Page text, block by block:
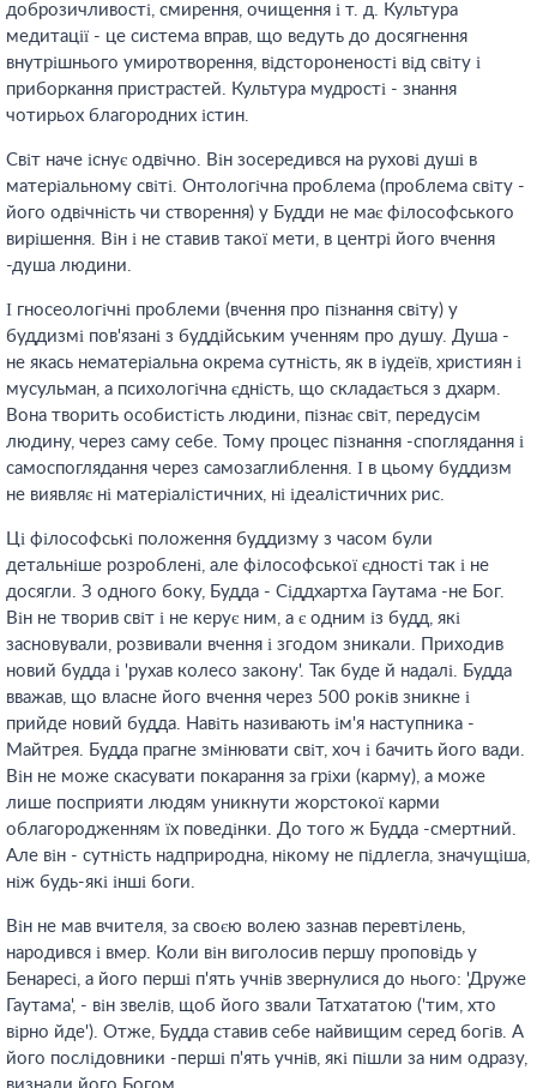
доброзичливості, смирення, очищення і т. д. Культура
медитації - це система вправ, що ведуть до досягнення
внутрішнього умиротворення, відстороненості від світу і
приборкання пристрастей. Культура мудрості - знання
чотирьох благородних істин.
Світ наче існує одвічно. Він зосередився на рухові душі в
матеріальному світі. Онтологічна проблема (проблема світу -
його одвічність чи створення) у Будди не має філософського
вирішення. Він і не ставив такої мети, в центрі його вчення
-душа людини.
І гносеологічні проблеми (вчення про пізнання світу) у
буддизмі пов'язані з буддійським ученням про душу. Душа -
не якась нематеріальна окрема сутність, як в іудеїв, християн і
мусульман, а психологічна єдність, що складається з дхарм.
Вона творить особистість людини, пізнає світ, передусім
людину, через саму себе. Тому процес пізнання -споглядання і
самоспоглядання через самозаглиблення. І в цьому буддизм
не виявляє ні матеріалістичних, ні ідеалістичних рис.
Ці філософські положення буддизму з часом були
детальніше розроблені, але філософської єдності так і не
досягли. З одного боку, Будда - Сіддхартха Гаутама -не Бог.
Він не творив світ і не керує ним, а є одним із будд, які
засновували, розвивали вчення і згодом зникали. Приходив
новий будда і 'рухав колесо закону'. Так буде й надалі. Будда
вважав, що власне його вчення через 500 років зникне і
прийде новий будда. Навіть називають ім'я наступника -
Майтрея. Будда прагне змінювати світ, хоч і бачить його вади.
Він не може скасувати покарання за гріхи (карму), а може
лише посприяти людям уникнути жорстокої карми
облагородженням їх поведінки. До того ж Будда -смертний.
Але він - сутність надприродна, нікому не підлегла, значущіша,
ніж будь-які інші боги.
Він не мав вчителя, за своєю волею зазнав перевтілень,
народився і вмер. Коли він виголосив першу проповідь у
Бенаресі, а його перші п'ять учнів звернулися до нього: 'Друже
Гаутама', - він звелів, щоб його звали Татхататою ('тим, хто
вірно йде'). Отже, Будда ставив себе найвищим серед богів. А
його послідовники -перші п'ять учнів, які пішли за ним одразу,